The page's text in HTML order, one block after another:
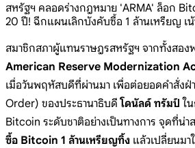
สหรัฐฯ คลอดร่างกฎหมาย 'ARMA' ล็อก
20 ปี! ฉีกแผนเลิกบังคับซื้อ 1 ล้านเหรียญ เ
สมาชิกสภาผู้แทนราษฎรสหรัฐฯ จากทั้งสอง
American Reserve Modernization
เมื่อวันพฤหัสบดีที่ผ่านมา เพื่อต่อยอดคำสั่งฝ่
Order) ของประธานาธิบดีโดนัลด์ ทรัมป์ ใ
Bitcoin ระดับชาติอย่างเป็นทางการ จุดที่น่า
ซื้อ Bitcoin 1 ล้านเหรียญทิ้ง แล้วเปลี่ยนมา